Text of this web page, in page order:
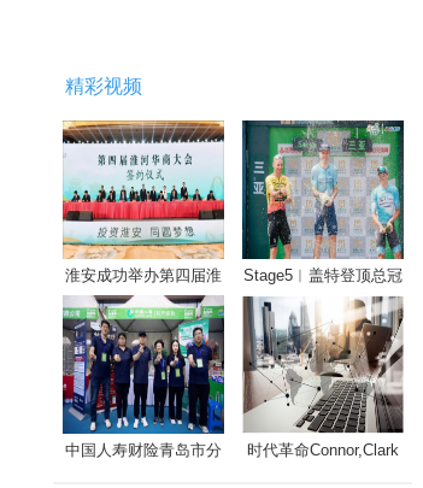
精彩视频
淮安成功举办第四届淮 Stage5︱盖特登顶总冠
中国人寿财险青岛市分 时代革命Connor,Clark